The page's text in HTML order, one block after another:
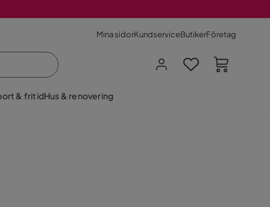
Mina sidorKundserviceButikerFöretag
& fritidHus & renovering